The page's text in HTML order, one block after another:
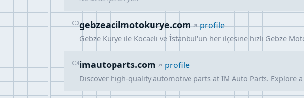
013gebzeacilmotokurye.com profile
Gebze Kurye ile Kocaeli ve İstanbul'un her ilçesine hızlı Gebze
014imautoparts.com profile
Discover high-quality automotive parts at IM Auto Parts. Explore